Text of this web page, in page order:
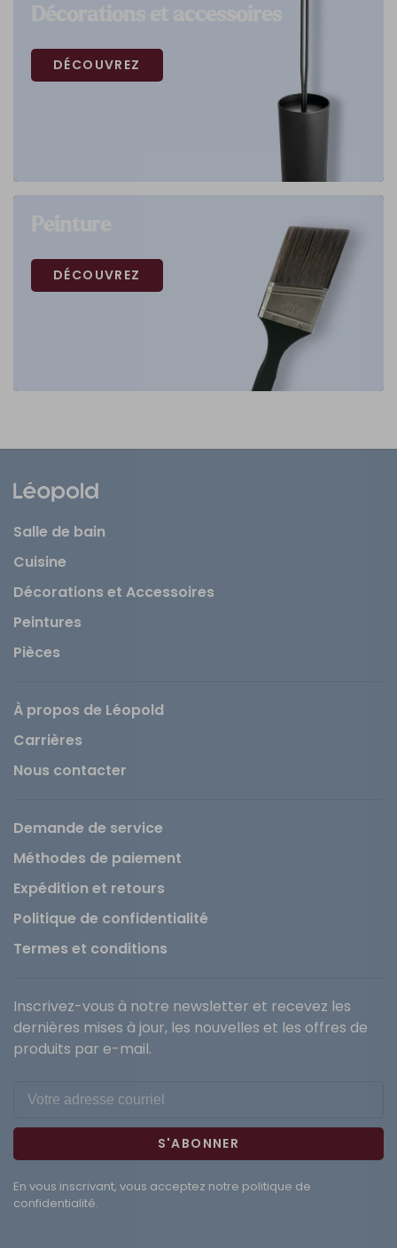
DÉCOUVREZ
DÉCOUVREZ
Salle de bain
Cuisine
Décorations et Accessoires
Peintures
Pièces
À propos de Léopold
Carrières
Nous contacter
Demande de service
Méthodes de paiement
Expédition et retours
Politique de confidentialité
Termes et conditions
Inscrivez-vous à notre newsletter et recevez les
dernières mises à jour, les nouvelles et les offres de
produits par e-mail.
S'ABONNER
En vous inscrivant, vous acceptez notre politique de
confidentialité.